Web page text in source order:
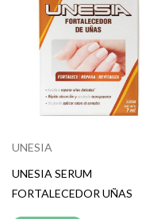
UNESIA
UNESIA SERUM
FORTALECEDOR UÑAS